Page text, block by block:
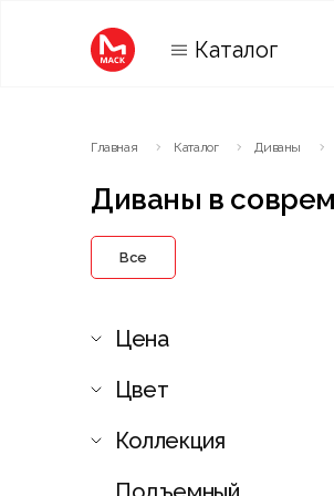
Каталог
Главная Каталог Диваны
Диваны в
Все
Цена
Цвет
Коллекция